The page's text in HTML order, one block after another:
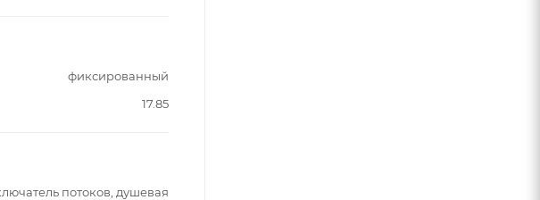
фиксированный
17.85
потоков, душевая